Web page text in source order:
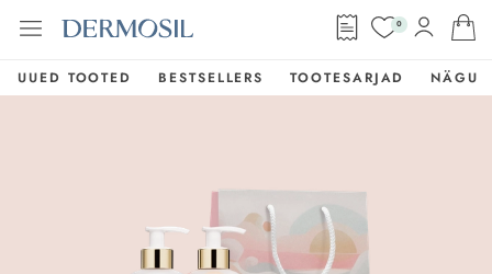
0
UUED TOOTED BESTSELLERS TOOTESARJAD NÄGU